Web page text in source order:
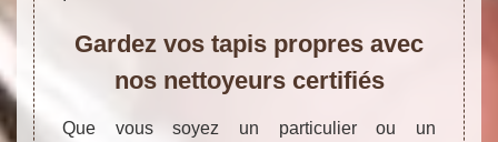
Gardez vos tapis propres avec
nos nettoyeurs certifiés
Que vous soyez un particulier ou un